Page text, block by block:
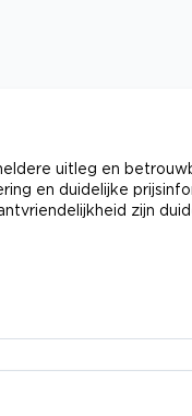
uitleg en
en duidelijke
zijn